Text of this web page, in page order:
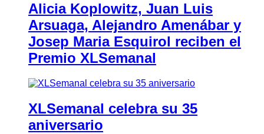
Alicia Koplowitz, Juan Luis
Arsuaga, Alejandro Amenábar y
Josep Maria Esquirol reciben el
Premio XLSemanal
XLSemanal celebra su 35
aniversario